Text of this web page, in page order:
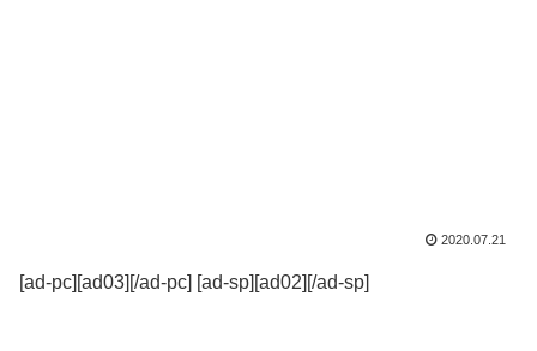
2020.07.21
[ad-pc][ad03][/ad-pc] [ad-sp][ad02][/ad-sp]